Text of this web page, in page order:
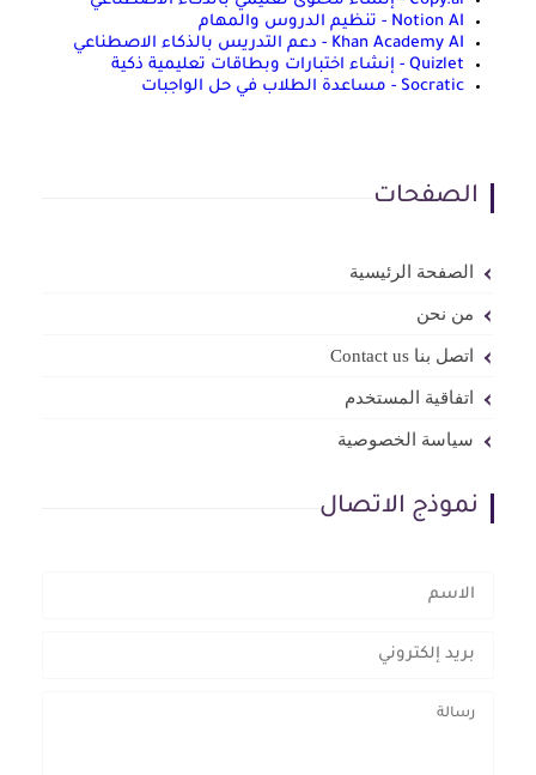
Notion AI - تنظيم الدروس والمهام
Khan Academy AI - دعم التدريس بالذكاء الاصطناعي
Quizlet - إنشاء اختبارات وبطاقات تعليمية ذكية
Socratic - مساعدة الطلاب في حل الواجبات
الصفحات
الصفحة الرئيسية
من نحن
اتصل بنا Contact us
اتفاقية المستخدم
سياسة الخصوصية
نموذج الاتصال